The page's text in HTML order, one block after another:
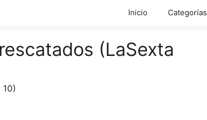
Inicio Categorías
(LaSexta
10)